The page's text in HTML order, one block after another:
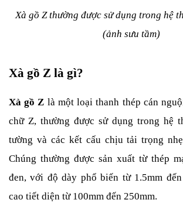
Xà gồ Z thường được sử dụng trong hệ
(ảnh sưu tầm)
Xà gồ Z là gì?
Xà gồ Z là một loại thanh thép cán
chữ Z, thường được sử dụng trong hệ
tường và các kết cấu chịu tải trọng
Chúng thường được sản xuất từ thép
đen, với độ dày phổ biến từ 1.5mm
cao tiết diện từ 100mm đến 250mm.